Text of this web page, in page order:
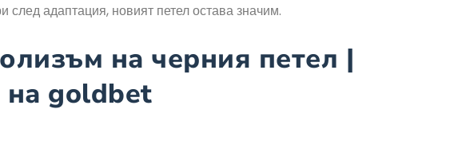
след адаптация, новият петел остава значим.
на черния петел |
goldbet